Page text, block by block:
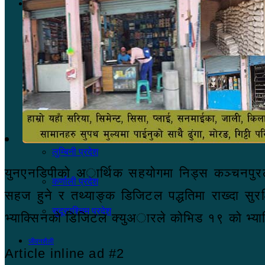
देश
कोशी प्रदेश
मधेश प्रदेश
बागमती प्रदेश
गण्डकी प्रदेश
लुम्बिनी प्रदेश
कर्णाली प्रदेश
सुदूरपश्चिम प्रदेश
जीवनशैली
युनएनडिपीकाे अार्थिक सहयाेगमा निड्स
सहज हुने र तथ्याङ्क डिजिटल पद्धतिमा राख्दा
भ्याक्सिनकाे डिजिटल क्युअारले काेभिड १९ काे
Article inline ad #2